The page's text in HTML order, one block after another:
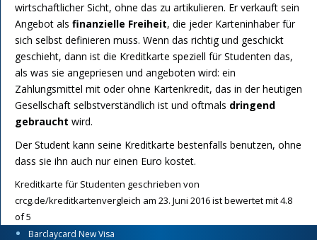
wirtschaftlicher Sicht, ohne das zu artikulieren. Er verkauft sein
Angebot als finanzielle Freiheit, die jeder Karteninhaber für
sich selbst definieren muss. Wenn das richtig und geschickt
geschieht, dann ist die Kreditkarte speziell für Studenten das,
als was sie angepriesen und angeboten wird: ein
Zahlungsmittel mit oder ohne Kartenkredit, das in der heutigen
Gesellschaft selbstverständlich ist und oftmals dringend
gebraucht wird.
Der Student kann seine Kreditkarte bestenfalls benutzen, ohne
dass sie ihn auch nur einen Euro kostet.
Kreditkarte für Studenten geschrieben von
crcg.de/kreditkartenvergleich am 23. Juni 2016ist bewertet mit4.8
of5
Barclaycard New Visa